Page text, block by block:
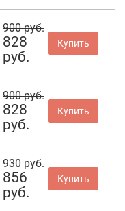
900 руб.
828
руб.
Купить
900 руб.
828
руб.
Купить
930 руб.
856
руб.
Купить